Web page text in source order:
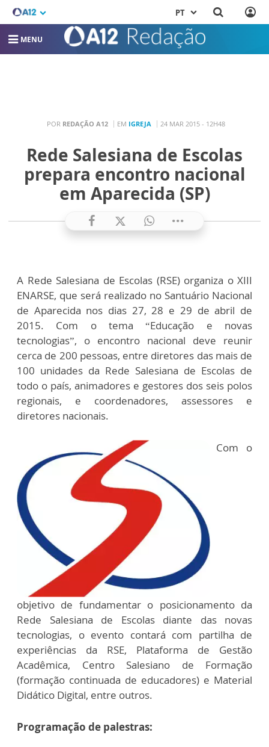
PT
MENU
POR REDAÇÃO A12 EM IGREJA 24 MAR 2015 - 12H48
Rede Salesiana de Escolas
prepara encontro nacional
em Aparecida (SP)
A Rede Salesiana de Escolas (RSE) organiza o XIII
ENARSE, que será realizado no Santuário Nacional
de Aparecida nos dias 27, 28 e 29 de abril de
2015. Com o tema “Educação e novas
tecnologias”, o encontro nacional deve reunir
cerca de 200 pessoas, entre diretores das mais de
100 unidades da Rede Salesiana de Escolas de
todo o país, animadores e gestores dos seis polos
regionais, e coordenadores, assessores e
diretores nacionais.
Com o
objetivo de fundamentar o posicionamento da
Rede Salesiana de Escolas diante das novas
tecnologias, o evento contará com partilha de
experiências da RSE, Plataforma de Gestão
Acadêmica, Centro Salesiano de Formação
(formação continuada de educadores) e Material
Didático Digital, entre outros.
Programação de palestras: